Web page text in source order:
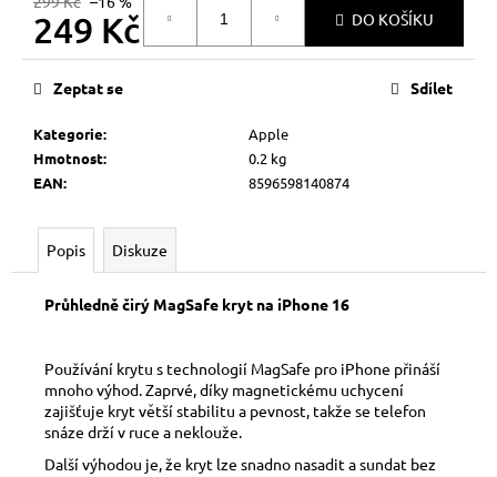
249 Kč
Měrná
DO KOŠÍKU
Kategorie:
Apple
Hmotnost:
0.2 kg
EAN: 8596598140874
Zeptat se Sdílet
Popis Diskuze
Průhledně čirý MagSafe kryt na iPhone 16
Používání krytu s technologií MagSafe pro iPhone přináší
mnoho výhod. Zaprvé, díky magnetickému uchycení
zajišťuje kryt větší stabilitu a pevnost, takže se telefon
snáze drží v ruce a neklouže.
Další výhodou je, že kryt lze snadno nasadit a sundat bez
č
u
e
m
e